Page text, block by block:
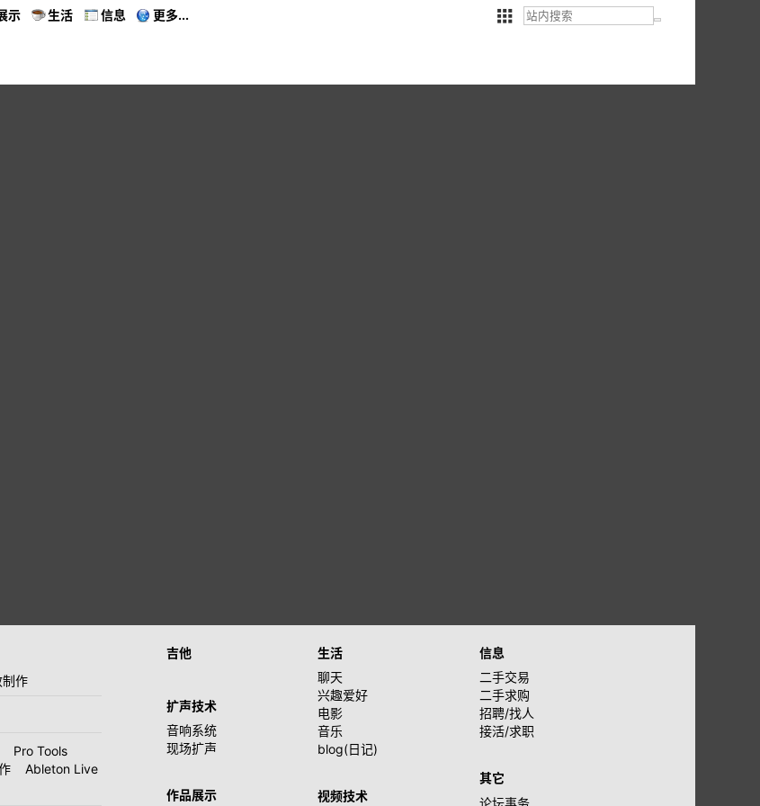
示 生活 信息 更多...
作
Pro Tools
Ableton Live
吉他
扩声技术
音响系统
现场扩声
作品展示
生活
聊天
兴趣爱好
电影
音乐
blog(日记)
视频技术
信息
二手交易
二手求购
招聘/找人
接活/求职
其它
论坛事务